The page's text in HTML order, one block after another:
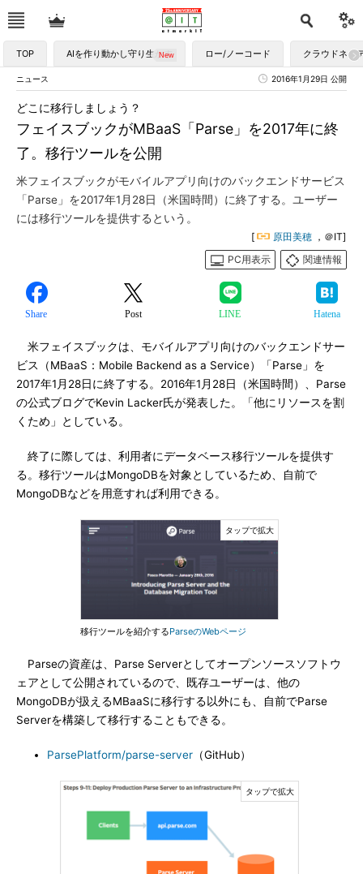
TOP AIを作り動かし守り生かす ロー/ノーコード クラウドネイ
ニュース 2016年1月29日 公開
フェイスブックがMBaaS「Parse」を2017年に終
了。移行ツールを公開
どこに移行しましょう？
米フェイスブックがモバイルアプリ向けのバックエンドサービス
「Parse」を2017年1月28日（米国時間）に終了する。ユーザー
には移行ツールを提供するという。
[ 原田美穂 ，＠IT]
PC用表示
関連情報
Share Post LINE Hatena
米フェイスブックは、モバイルアプリ向けのバックエンドサー
ビス（MBaaS：Mobile Backend as a Service）「Parse」を
2017年1月28日に終了する。2016年1月28日（米国時間）、Parse
の公式ブログでKevin Lacker氏が発表した。「他にリソースを割
くため」としている。
終了に際しては、利用者にデータベース移行ツールを提供す
る。移行ツールはMongoDBを対象としているため、自前で
MongoDBなどを用意すれば利用できる。
移行ツールを紹介するParseのWebページ
Parseの資産は、Parse Serverとしてオープンソースソフトウ
ェアとして公開されているので、既存ユーザーは、他の
MongoDBが扱えるMBaaSに移行する以外にも、自前でParse
Serverを構築して移行することもできる。
ParsePlatform/parse-server （GitHub）